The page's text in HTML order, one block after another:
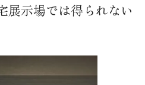
展示場では得られない